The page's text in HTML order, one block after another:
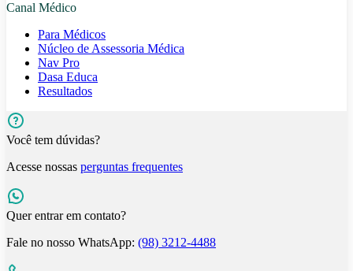
Canal Médico
Para Médicos
Núcleo de Assessoria Médica
Nav Pro
Dasa Educa
Resultados
Você tem dúvidas?
Acesse nossas perguntas frequentes
Quer entrar em contato?
Fale no nosso WhatsApp: (98) 3212-4488